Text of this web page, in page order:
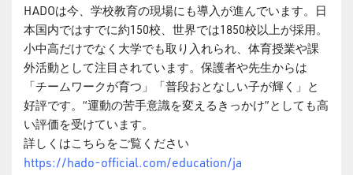
HADOは今、学校教育の現場にも導入が進んでいます。日
本国内ではすでに約150校、世界では1850校以上が採用。
小中高だけでなく大学でも取り入れられ、体育授業や課
外活動として注目されています。保護者や先生からは
「チームワークが育つ」「普段おとなしい子が輝く」と
好評です。“運動の苦手意識を変えるきっかけ”としても高
い評価を受けています。
詳しくはこちらをご覧ください
https://hado-official.com/education/ja